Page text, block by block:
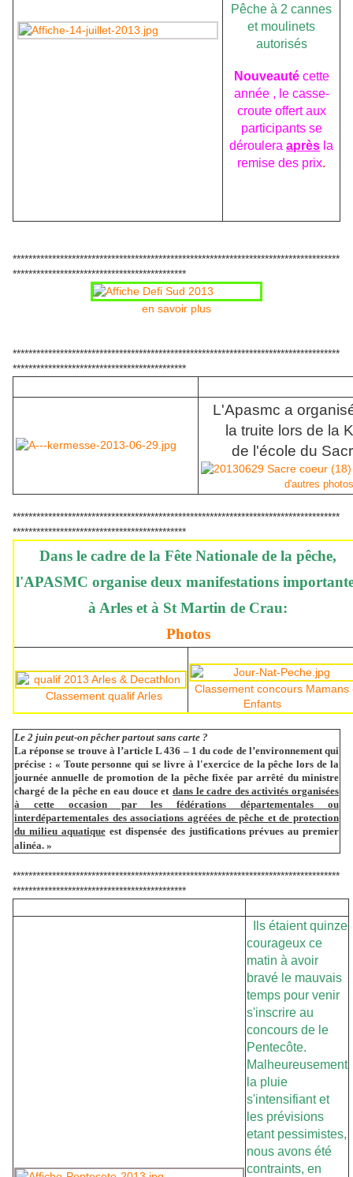
Pêche à 2 cannes
et moulinets
autorisés
Nouveautécette
année , le casse-
croute offert aux
participants se
déroulera après la
remise des prix.
***********************************************************************************
********************************************
en savoir plus
***********************************************************************************
********************************************
L'Apasmc a
la truite lors de la
de l'école du
d'autres photos
***********************************************************************************
********************************************
Dans le cadre de la Fête Nationale de la pêche,
l'APASMC organise deux manifestations
à Arles et à St Martin de Crau:
Photos
Classement qualif Arles
Classement concours Mamans
Enfants
Le 2 juin peut-on pêcher partout sans carte ?
La réponse se trouve à l’article L 436 – 1 du code de l’environnement qui
précise : « Toute personne qui se livre à l'exercice de la pêche lors de la
journée annuelle de promotion de la pêche fixée par arrêté du ministre
chargé de la pêche en eau douce et dans le cadre des activités organisées
à cette occasion par les fédérations départementales ou
interdépartementales des associations agréées de pêche et de protection
du milieu aquatique est dispensée des justifications prévues au premier
alinéa. »
***********************************************************************************
********************************************
Ils étaient quinze
courageux ce
matin à avoir
bravé le mauvais
temps pour venir
s'inscrire au
concours de le
Pentecôte.
Malheureusement
la pluie
s'intensifiant et
les prévisions
etant pessimistes,
nous avons été
contraints, en